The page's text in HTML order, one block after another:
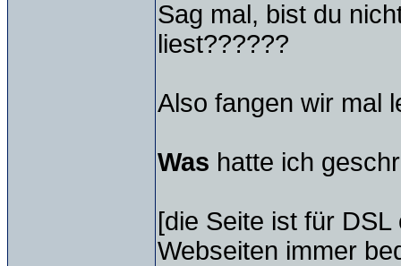
Sag mal, bist du
liest??????
Also fangen wir mal
Was hatte ich
[die Seite ist für
Webseiten immer